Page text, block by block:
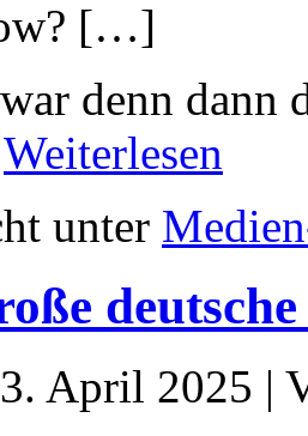
[…]
denn dann
Weiterlesen
unter
April 2025 |